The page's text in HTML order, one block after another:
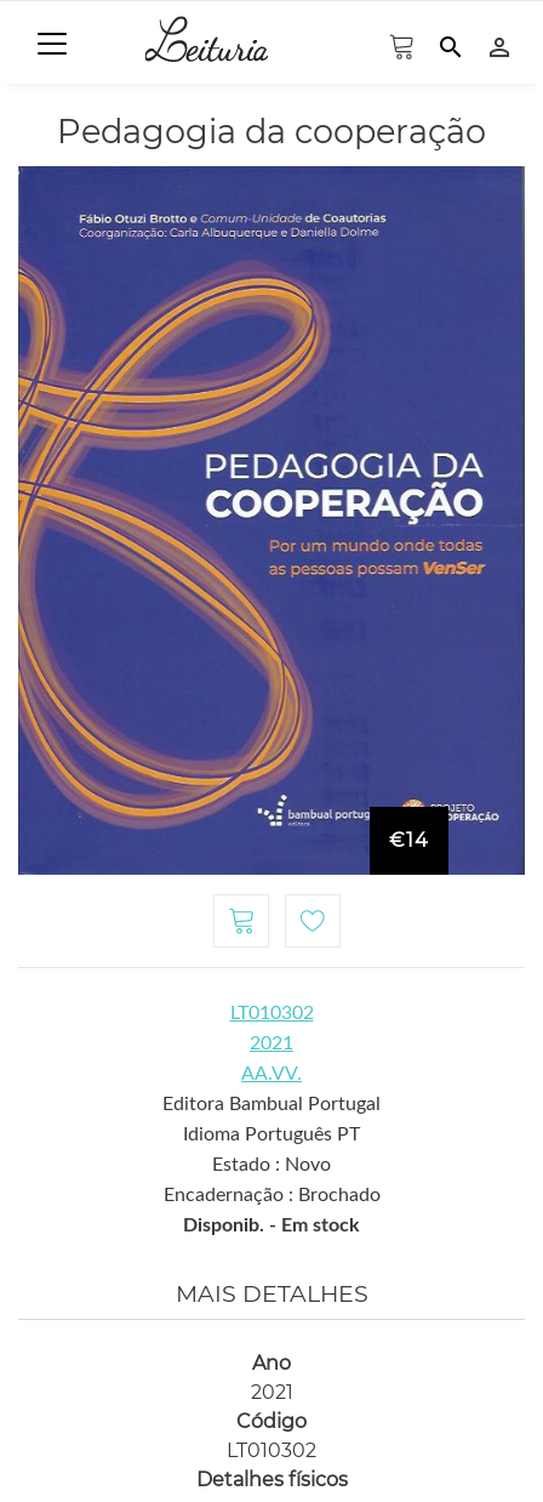
search person_outline
Pedagogia da cooperação
€14
LT010302
2021
AA.VV.
Editora Bambual Portugal
Idioma Português PT
Estado : Novo
Encadernação : Brochado
Disponib. - Em stock
MAIS DETALHES
Ano
2021
Código
LT010302
Detalhes físicos